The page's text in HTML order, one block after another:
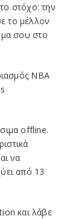
στόχο: την
το μέλλον
σου στο
NBA
offline.
να
από 13
και λάβε